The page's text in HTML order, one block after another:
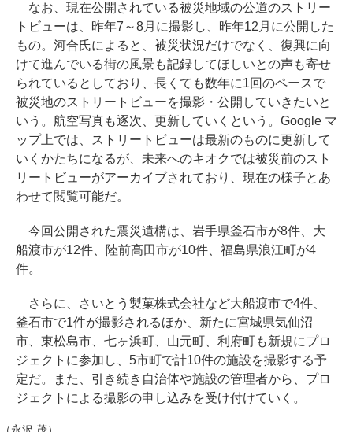
なお、現在公開されている被災地域の公道のストリー
トビューは、昨年7～8月に撮影し、昨年12月に公開した
もの。河合氏によると、被災状況だけでなく、復興に向
けて進んでいる街の風景も記録してほしいとの声も寄せ
られているとしており、長くても数年に1回のペースで
被災地のストリートビューを撮影・公開していきたいと
いう。航空写真も逐次、更新していくという。Google マ
ップ上では、ストリートビューは最新のものに更新して
いくかたちになるが、未来へのキオクでは被災前のスト
リートビューがアーカイブされており、現在の様子とあ
わせて閲覧可能だ。
今回公開された震災遺構は、岩手県釜石市が8件、大
船渡市が12件、陸前高田市が10件、福島県浪江町が4
件。
さらに、さいとう製菓株式会社など大船渡市で4件、
釜石市で1件が撮影されるほか、新たに宮城県気仙沼
市、東松島市、七ヶ浜町、山元町、利府町も新規にプロ
ジェクトに参加し、5市町で計10件の施設を撮影する予
定だ。また、引き続き自治体や施設の管理者から、プロ
ジェクトによる撮影の申し込みを受け付けていく。